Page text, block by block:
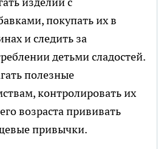
покупать их в
и следить за
детьми сладостей.
полезные
контролировать их
возраста прививать
привычки.